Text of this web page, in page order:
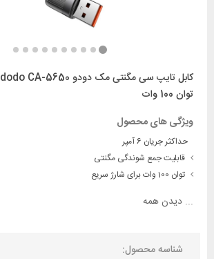
توان 100 وات
ویژگی های محصول
حداکثر جریان 6 آمپر
قابلیت جمع شوندگی مگنتی
توان 100 وات برای شارژ سریع
... دیدن همه
شناسه محصول: